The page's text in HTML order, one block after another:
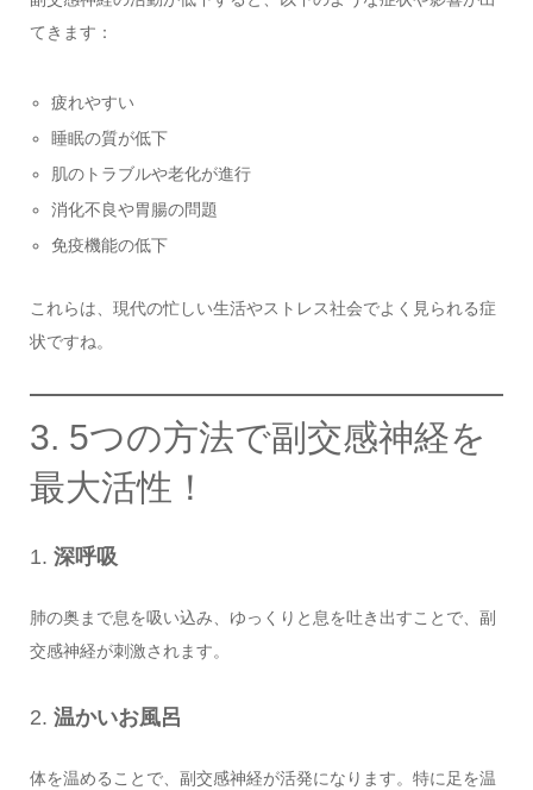
てきます：
疲れやすい
睡眠の質が低下
肌のトラブルや老化が進行
消化不良や胃腸の問題
免疫機能の低下
これらは、現代の忙しい生活やストレス社会でよく見られる症
状ですね。
3. 5つの方法で副交感神経を
最大活性！
1. 深呼吸
肺の奥まで息を吸い込み、ゆっくりと息を吐き出すことで、副
交感神経が刺激されます。
2. 温かいお風呂
体を温めることで、副交感神経が活発になります。特に足を温